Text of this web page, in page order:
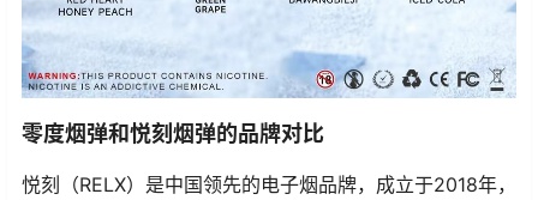
零度烟弹和悦刻烟弹的品牌对比
悦刻（RELX）是中国领先的电子烟品牌，成立于2018年，